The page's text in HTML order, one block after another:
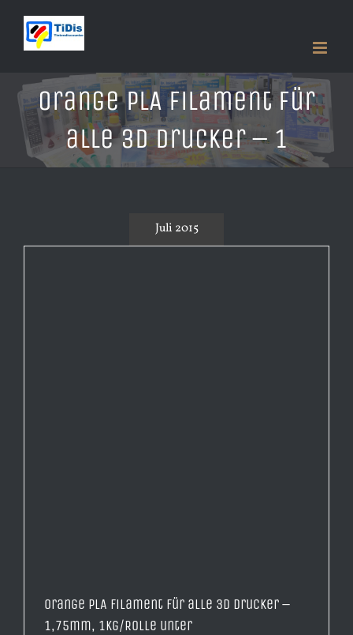
Inhalt
Orange PLA Filament für
alle 3D Drucker – 1
Juli 2015
Orange PLA Filament für alle 3D Drucker –
1,75mm, 1kg/Rolle unter